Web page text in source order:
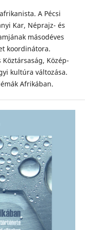
A Pécsi
Kar, Néprajz- és
másodéves
koordinátora.
Közép-
kultúra változása.
Afrikában.